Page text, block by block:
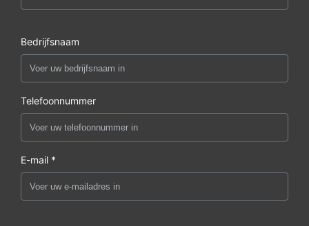
Bedrijfsnaam
Telefoonnummer
E-mail *